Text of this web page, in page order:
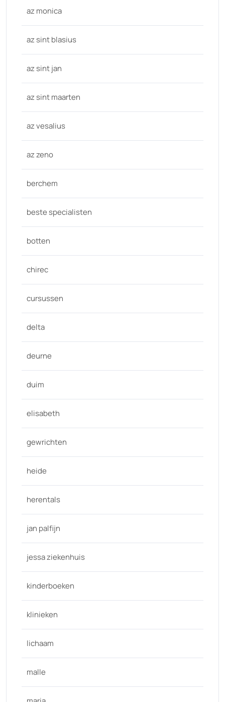
az monica
az sint blasius
az sint jan
az sint maarten
az vesalius
az zeno
berchem
beste specialisten
botten
chirec
cursussen
delta
deurne
duim
elisabeth
gewrichten
heide
herentals
jan palfijn
jessa ziekenhuis
kinderboeken
klinieken
lichaam
malle